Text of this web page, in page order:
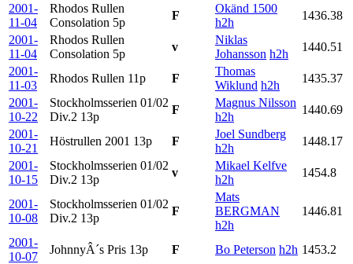
2001-
11-04
Rhodos Rullen
Consolation 5p
F
Okänd 1500
h2h
1436.38
2001-
11-04
Rhodos Rullen
Consolation 5p
v
Niklas
Johansson h2h
1440.51
2001-
11-03
Rhodos Rullen 11p F
Thomas
Wiklund h2h
1435.37
2001-
10-22
Stockholmsserien 01/02
Div.2 13p
F
Magnus Nilsson
h2h
1440.69
2001-
10-21
Höstrullen 2001 13p F
Joel Sundberg
h2h
1448.17
2001-
10-15
Stockholmsserien 01/02
Div.2 13p
v
Mikael Kelfve
h2h
1454.8
2001-
10-08
Stockholmsserien 01/02
Div.2 13p
F
Mats
BERGMAN
h2h
1446.81
2001-
10-07
JohnnyÂ´s Pris 13p F Bo Peterson h2h 1453.2